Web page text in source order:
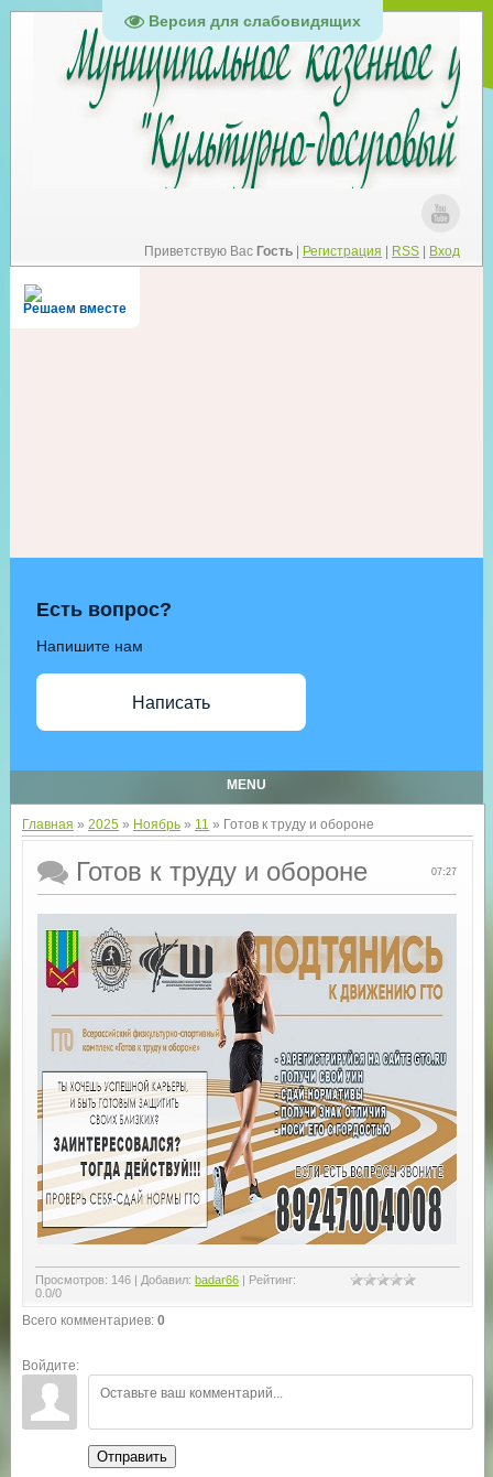
Версия для слабовидящих
Приветствую Вас Гость Регистрация RSS Вход
Решаем вместе
Есть вопрос?
Напишите нам
Написать
MENU
Главная » 2025 » Ноябрь » 11 » Готов к труду и обороне
07:27
Готов к труду и обороне
Просмотров: 146| Добавил: badar66 | Рейтинг:
0.0/0
Всего комментариев: 0
Войдите:
Отправить